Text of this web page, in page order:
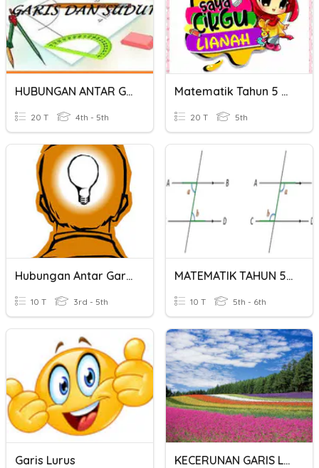
HUBUNGAN ANTAR GARIS
20 T 4th - 5th
Matematik Tahun 5 Sudut Dan Garis
20 T 5th
Hubungan Antar Garis
10 T 3rd - 5th
MATEMATIK TAHUN 5 - Sudut Dan Garis
10 T 5th - 6th
Garis Lurus KECERUNAN GARIS LURUS